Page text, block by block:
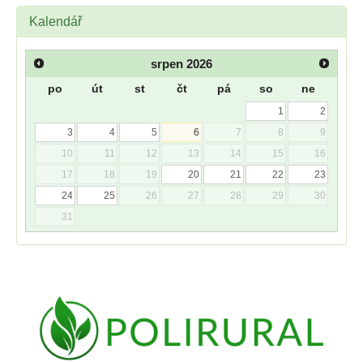
Kalendář
srpen 2026
po út st čt pá so ne
1
2
3
4 5 6 7 8
9
10
11 12 13 14 15
16
17
18 19 20 21 22
23
24
25 26 27 28 29
30
31